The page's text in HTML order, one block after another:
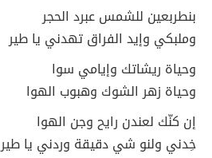
بنطربعين للشمس عبرد الحجر
وملبكي وإيد الفراق تهدني يا طير
وحياة ريشاتك وإيامي سوا
وحياة زهر الشوك وهبوب الهوا
إن كنّك لعندن رايح وجن الهوا
خِدني ولنو شي دقيقة وردني يا طير